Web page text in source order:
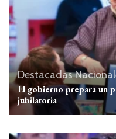
Destacadas
El gobierno prepara un
jubilatoria